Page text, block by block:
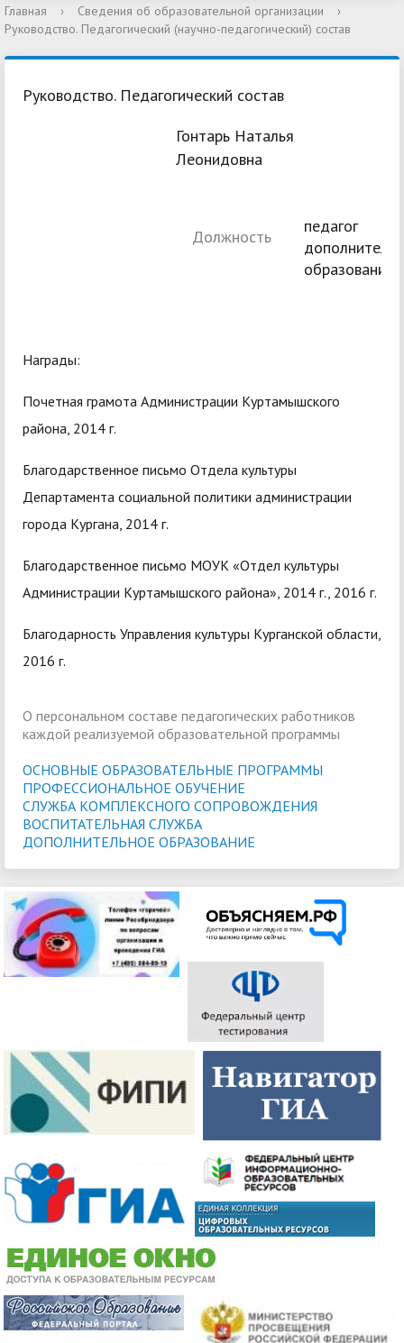
Главная › Сведения об образовательной организации
›
Руководство. Педагогический (научно-педагогический) состав
Руководство. Педагогический состав
Гонтарь Наталья
Леонидовна
Должность
педагог
образования
Награды:
Почетная грамота Администрации Куртамышского
района, 2014 г.
Благодарственное письмо Отдела культуры
Департамента социальной политики администрации
города Кургана, 2014 г.
Благодарственное письмо МОУК «Отдел культуры
Администрации Куртамышского района», 2014 г., 2016 г.
Благодарность Управления культуры Курганской области,
2016 г.
О персональном составе педагогических работников
каждой реализуемой образовательной программы
ОСНОВНЫЕ ОБРАЗОВАТЕЛЬНЫЕ ПРОГРАММЫ
ПРОФЕССИОНАЛЬНОЕ ОБУЧЕНИЕ
СЛУЖБА КОМПЛЕКСНОГО СОПРОВОЖДЕНИЯ
ВОСПИТАТЕЛЬНАЯ СЛУЖБА
ДОПОЛНИТЕЛЬНОЕ ОБРАЗОВАНИЕ